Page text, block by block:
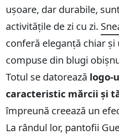
ușoare, dar durabile,
activitățile de zi cu zi.
conferă eleganță chiar
compuse din blugi
Totul se datorează logo-
caracteristic mărcii și
împreună creează un
La rândul lor, pantofii